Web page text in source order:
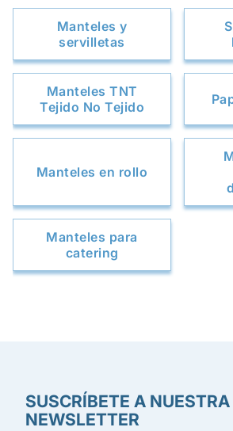
Manteles y
servilletas
Manteles TNT
Tejido No Tejido
Manteles en rollo
Manteles para
catering
SUSCRÍBETE A NUESTRA
NEWSLETTER